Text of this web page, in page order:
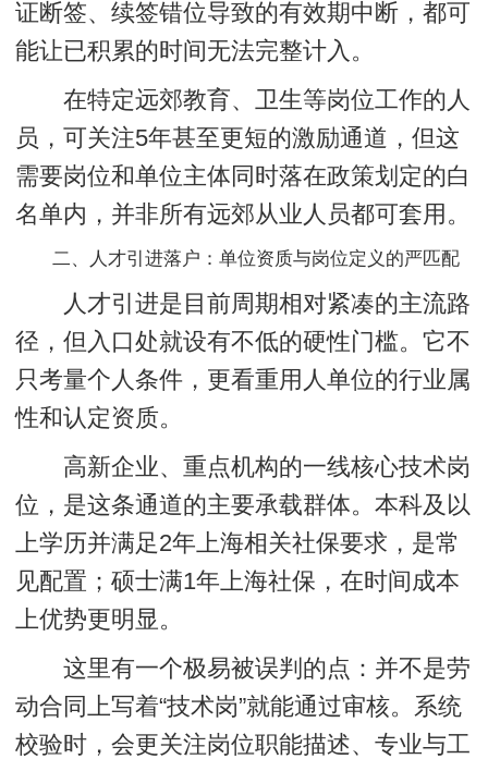
证断签、续签错位导致的有效期中断，都可
能让已积累的时间无法完整计入。
在特定远郊教育、卫生等岗位工作的人
员，可关注5年甚至更短的激励通道，但这
需要岗位和单位主体同时落在政策划定的白
名单内，并非所有远郊从业人员都可套用。
二、人才引进落户：单位资质与岗位定义的严匹配
人才引进是目前周期相对紧凑的主流路
径，但入口处就设有不低的硬性门槛。它不
只考量个人条件，更看重用人单位的行业属
性和认定资质。
高新企业、重点机构的一线核心技术岗
位，是这条通道的主要承载群体。本科及以
上学历并满足2年上海相关社保要求，是常
见配置；硕士满1年上海社保，在时间成本
上优势更明显。
这里有一个极易被误判的点：并不是劳
动合同上写着“技术岗”就能通过审核。系统
校验时，会更关注岗位职能描述、专业与工